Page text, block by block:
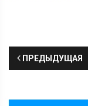
ПРЕДЫДУЩАЯ